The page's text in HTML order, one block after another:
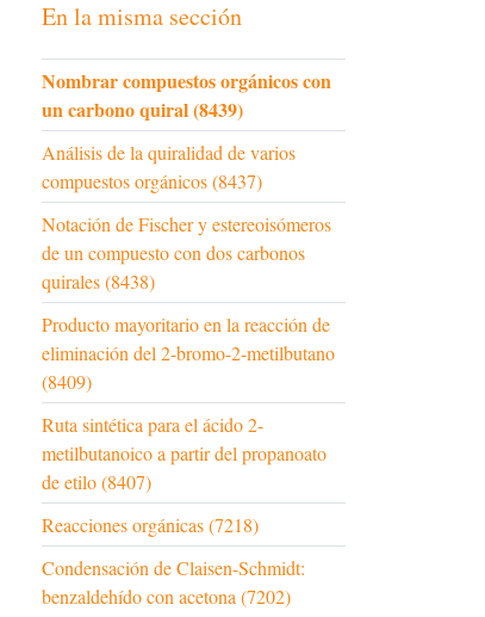
En la misma sección
Nombrar compuestos orgánicos con
un carbono quiral (8439)
Análisis de la quiralidad de varios
compuestos orgánicos (8437)
Notación de Fischer y estereoisómeros
de un compuesto con dos carbonos
quirales (8438)
Producto mayoritario en la reacción de
eliminación del 2-bromo-2-metilbutano
(8409)
Ruta sintética para el ácido 2-
metilbutanoico a partir del propanoato
de etilo (8407)
Reacciones orgánicas (7218)
Condensación de Claisen-Schmidt:
benzaldehído con acetona (7202)